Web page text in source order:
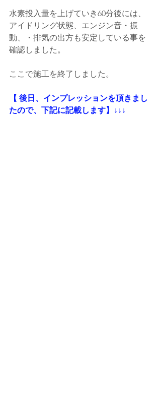
水素投入量を上げていき60分後には、
アイドリング状態、エンジン音・振
動、・排気の出方も安定している事を
確認しました。
ここで施工を終了しました。
【 後日、インプレッションを頂きまし
たので、下記に記載します】↓↓↓